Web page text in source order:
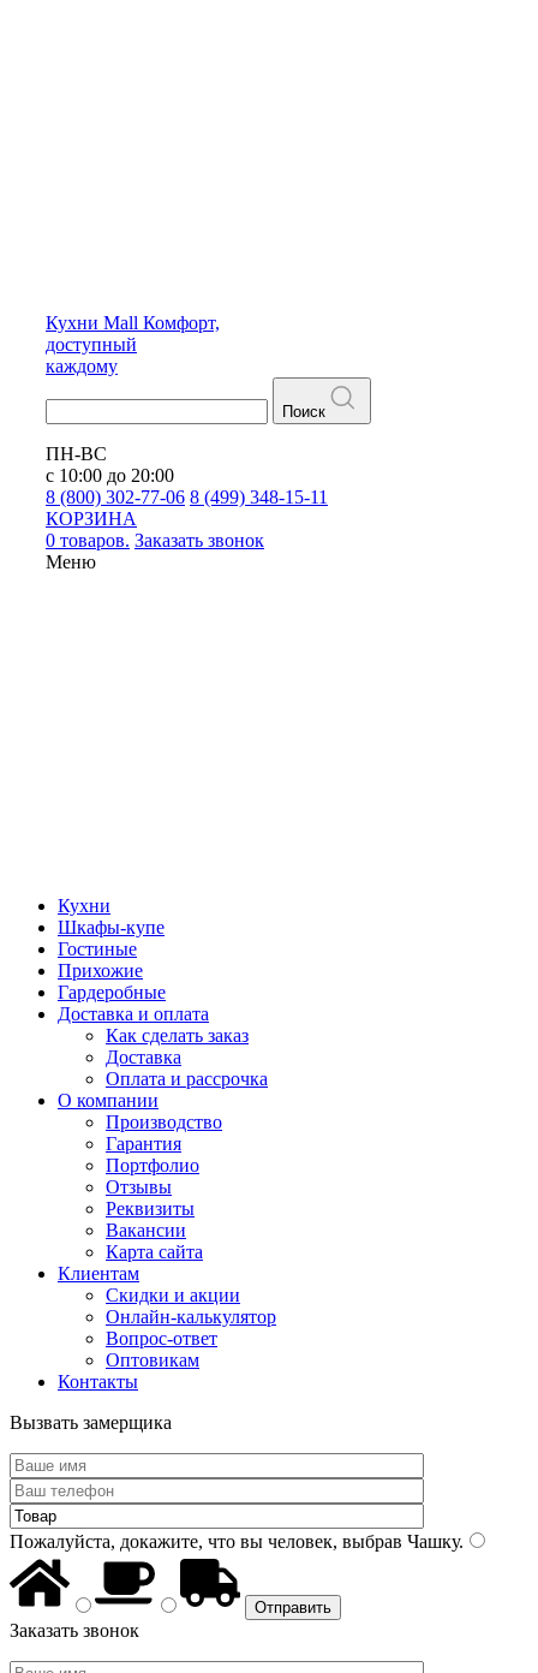
Кухни Mall Комфорт,
доступный
каждому
Поиск
ПН-ВС
с 10:00 до 20:00
8 (800) 302-77-06 8 (499) 348-15-11
КОРЗИНА
0 товаров. Заказать звонок
Меню
Кухни
Шкафы-купе
Гостиные
Прихожие
Гардеробные
Доставка и оплата
Как сделать заказ
Доставка
Оплата и рассрочка
О компании
Производство
Гарантия
Портфолио
Отзывы
Реквизиты
Вакансии
Карта сайта
Клиентам
Скидки и акции
Онлайн-калькулятор
Вопрос-ответ
Оптовикам
Контакты
Вызвать замерщика
Пожалуйста, докажите, что вы человек, выбрав Чашку.
Заказать звонок